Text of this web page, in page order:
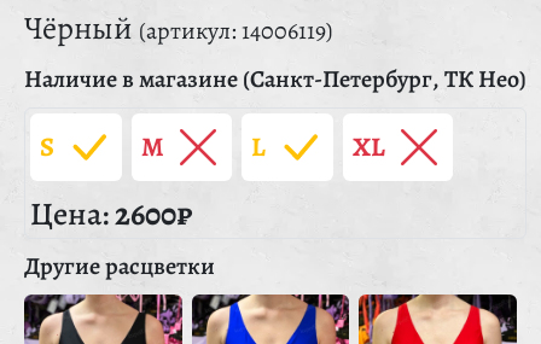
Чёрный (артикул: 14006119)
Наличие в магазине (Санкт-Петербург, ТК Нео)
S M L XL
Цена:2600₽
Другие расцветки